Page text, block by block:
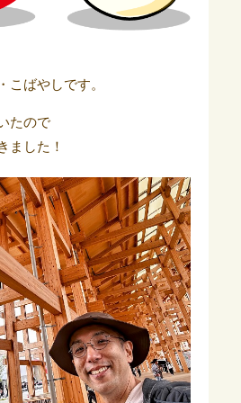
こばやしです。
たので
ました！